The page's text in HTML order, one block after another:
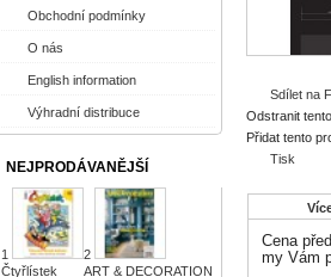
Obchodní podmínky
O nás
English information
Výhradní distribuce
NEJPRODÁVANĚJŠÍ
1
Čtyřlístek
2
ART & DECORATION
Sdílet na
Odstranit
Přidat tento
Tisk
Cena
my Vám